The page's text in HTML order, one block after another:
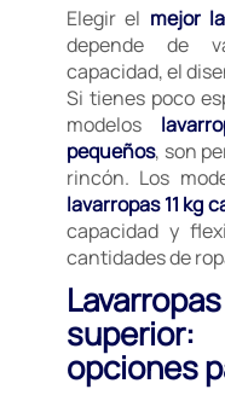
Elegir el mejor
depende de
capacidad, el
Si tienes poco
modelos
pequeños, son
rincón. Los
lavarropas 11 kg
capacidad y
cantidades de
opciones